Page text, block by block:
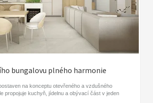
bungalovu plného harmonie
na konceptu otevřeného a vzdušného
propojuje kuchyň, jídelnu a obývací část v jeden